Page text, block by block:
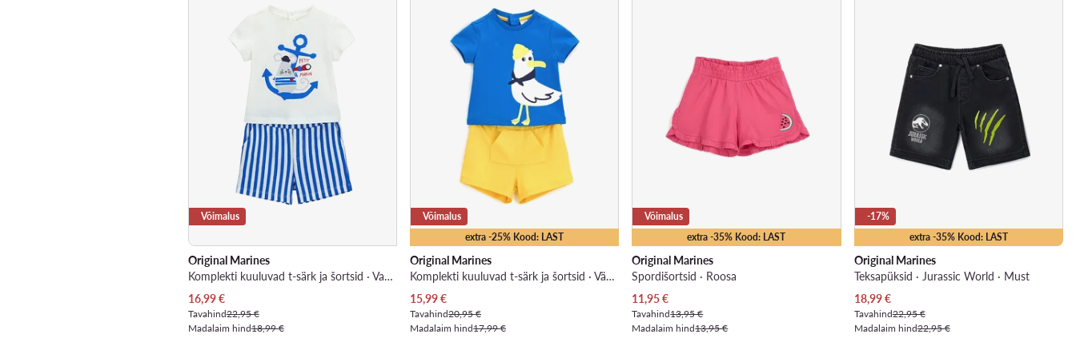
Võimalus
Original Marines
Komplekti kuuluvad t-särk ja šortsid · Valge
Praegune hind
16,99€
Tavahind22,95 €
Madalaim hind18,99 €
extra -25% Kood: LAST
Võimalus
Original Marines
Komplekti kuuluvad t-särk ja šortsid · Värviline
Praegune hind
15,99€
Tavahind20,95 €
Madalaim hind17,99 €
extra -35% Kood: LAST
Võimalus
Original Marines
Spordišortsid · Roosa
Praegune hind
11,95€
Tavahind13,95 €
Madalaim hind13,95 €
extra -35% Kood: LAST
-17%
Original Marines
Teksapüksid · Jurassic World · Must
Praegune hind
18,99€
Tavahind22,95 €
Madalaim hind22,95 €